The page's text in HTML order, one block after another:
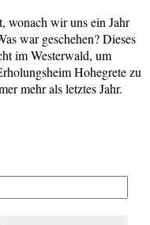
wonach wir uns ein Jahr
war geschehen? Dieses
im Westerwald, um
Hohegrete zu
mehr als letztes Jahr.